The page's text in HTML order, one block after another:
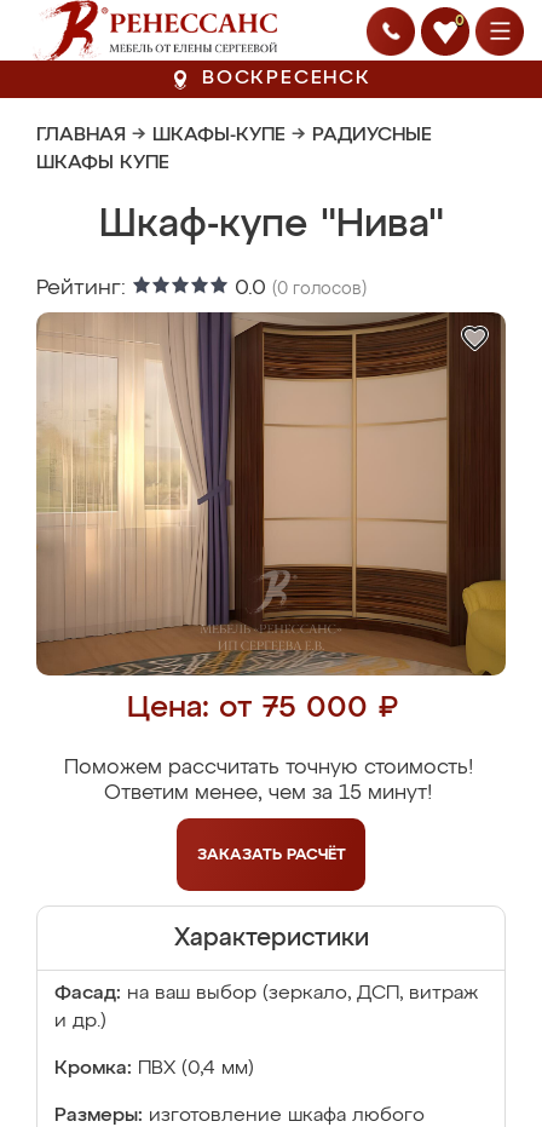
0
ВОСКРЕСЕНСК
ГЛАВНАЯ → ШКАФЫ-КУПЕ → РАДИУСНЫЕ
ШКАФЫ КУПЕ
Шкаф-купе "Нива"
Рейтинг: 0.0 (0 голосов)
Цена: от 75 000 ₽
Поможем рассчитать точную стоимость!
Ответим менее, чем за 15 минут!
ЗАКАЗАТЬ РАСЧЁТ
Характеристики
Фасад: на ваш выбор (зеркало, ДСП, витраж
и др.)
Кромка: ПВХ (0,4 мм)
Размеры: изготовление шкафа любого